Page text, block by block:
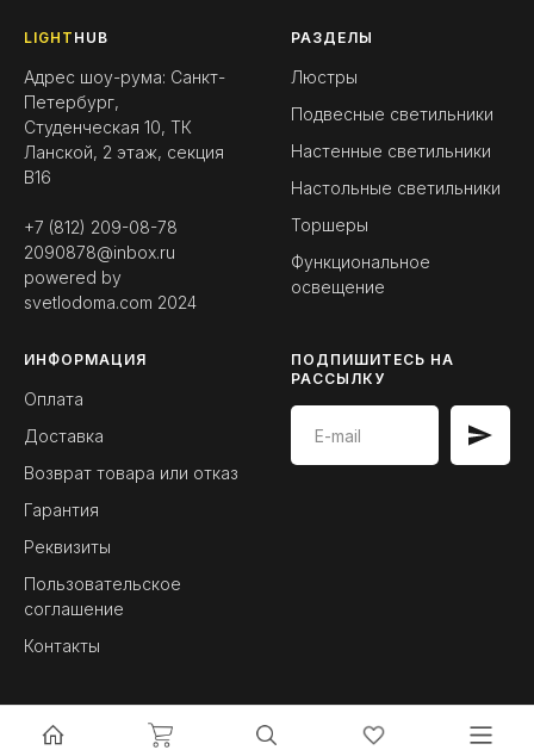
LIGHT HUB
Адрес шоу-рума: Санкт-
Петербург,
Студенческая 10, ТК
Ланской, 2 этаж, секция
B16
+7 (812) 209-08-78
2090878@inbox.ru
powered by
svetlodoma.com 2024
РАЗДЕЛЫ
Люстры
Подвесные светильники
Настенные светильники
Настольные светильники
Торшеры
Функциональное
освещение
ИНФОРМАЦИЯ
Оплата
Доставка
Возврат товара или отказ
Гарантия
Реквизиты
Пользовательское
соглашение
Контакты
ПОДПИШИТЕСЬ НА
РАССЫЛКУ